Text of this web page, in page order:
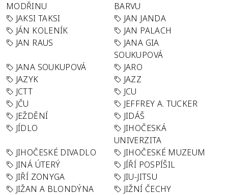
MODŘINU
BARVU
JAKSI TAKSI
JAN JANDA
JÁN KOLENÍK
JAN PALACH
JAN RAUS
JANA GIA
SOUKUPOVÁ
JANA SOUKUPOVÁ
JARO
JAZYK
JAZZ
JCTT
JCU
JČU
JEFFREY A. TUCKER
JEŽDĚNÍ
JIDÁŠ
JÍDLO
JIHOČESKÁ
UNIVERZITA
JIHOČESKÉ DIVADLO
JIHOČESKÉ MUZEUM
JINÁ ÚTERÝ
JÍŘÍ POSPÍŠIL
JIŘÍ ZONYGA
JIU-JITSU
JIŽAN A BLONDÝNA
JIŽNÍ ČECHY